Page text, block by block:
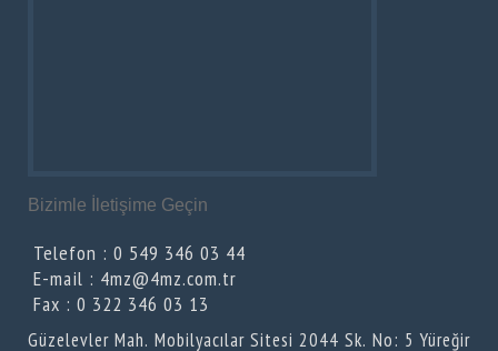
Bizimle İletişime Geçin
Telefon : 0 549 346 03 44
E-mail : 4mz@4mz.com.tr
Fax : 0 322 346 03 13
Güzelevler Mah. Mobilyacılar Sitesi 2044 Sk. No: 5 Yüreğir